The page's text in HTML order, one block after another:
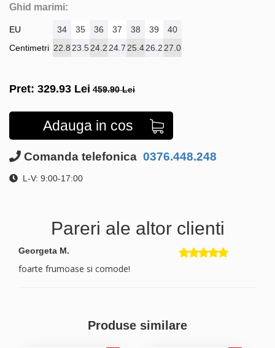
Ghid marimi:
EU
Centimetri
34 35 36 37 38 39
40
22.8 23.524.2 24.7 25.426.2 27.0
Pret: 329.93 Lei 459.90 Lei
Adauga in cos
Comanda telefonica 0376.448.248
L-V: 9:00-17:00
Pareri ale altor clienti
Georgeta M.
foarte frumoase si comode!
Produse similare